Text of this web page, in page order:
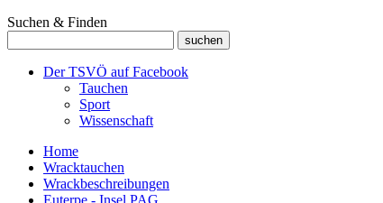
Suchen & Finden
Der TSVÖ auf Facebook
Tauchen
Sport
Wissenschaft
Home
Wracktauchen
Wrackbeschreibungen
Euterpe - Insel PAG